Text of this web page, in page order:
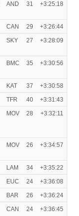
AND 31 +3:25:18
CAN 29
+3:26:44
SKY 27 +3:28:09
BMC 35 +3:30:56
KAT 37
+3:30:58
TFR 40
+3:31:43
MOV 28 +3:32:11
MOV 26 +3:34:57
LAM 34
+3:35:22
EUC 24
+3:36:08
BAR 26
+3:36:24
CAN 24 +3:36:45